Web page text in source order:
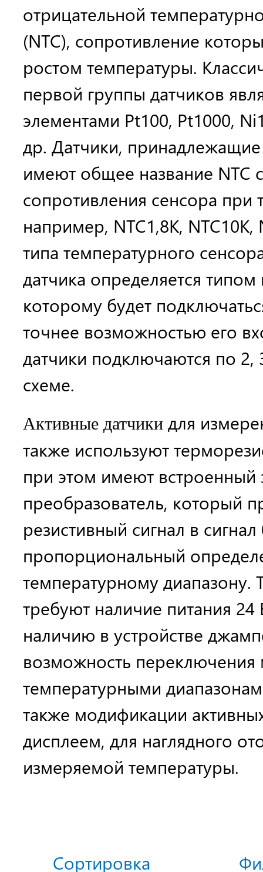
отрицательной
(NTC), сопротивление
ростом температуры.
первой группы датчиков
элементами Pt100, Pt1000,
др. Датчики,
имеют общее название NTC
сопротивления сенсора при
например, NTC1,8K,
типа температурного
датчика определяется
которому будет
точнее возможностью его
датчики подключаются по
схеме.
Активные датчики для
также используют
при этом имеют встроенный
преобразователь, который
резистивный сигнал в
пропорциональный
температурному диапазону.
требуют наличие питания 24
наличию в устройстве
возможность
температурными
также модификации
дисплеем, для наглядного
измеряемой температуры.
Сортировка